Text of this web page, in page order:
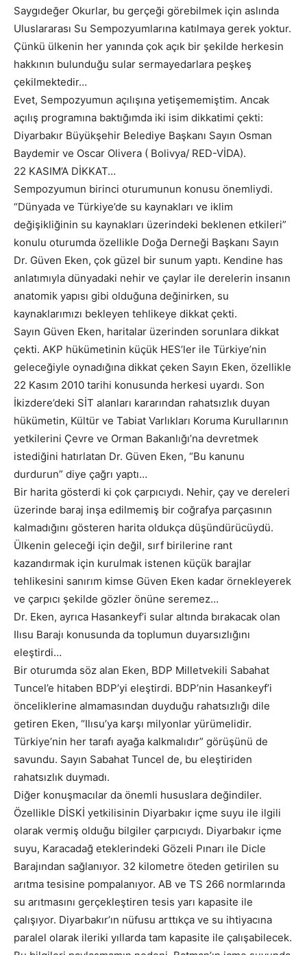
Saygıdeğer Okurlar, bu gerçeği görebilmek için aslında
Uluslararası Su Sempozyumlarına katılmaya gerek yoktur.
Çünkü ülkenin her yanında çok açık bir şekilde herkesin
hakkının bulunduğu sular sermayedarlara peşkeş
çekilmektedir…
Evet, Sempozyumun açılışına yetişememiştim. Ancak
açılış programına baktığımda iki isim dikkatimi çekti:
Diyarbakır Büyükşehir Belediye Başkanı Sayın Osman
Baydemir ve Oscar Olivera ( Bolivya/ RED-VİDA).
22 KASIM’A DİKKAT…
Sempozyumun birinci oturumunun konusu önemliydi.
“Dünyada ve Türkiye’de su kaynakları ve iklim
değişikliğinin su kaynakları üzerindeki beklenen etkileri”
konulu oturumda özellikle Doğa Derneği Başkanı Sayın
Dr. Güven Eken, çok güzel bir sunum yaptı. Kendine has
anlatımıyla dünyadaki nehir ve çaylar ile derelerin insanın
anatomik yapısı gibi olduğuna değinirken, su
kaynaklarımızı bekleyen tehlikeye dikkat çekti.
Sayın Güven Eken, haritalar üzerinden sorunlara dikkat
çekti. AKP hükümetinin küçük HES’ler ile Türkiye’nin
geleceğiyle oynadığına dikkat çeken Sayın Eken, özellikle
22 Kasım 2010 tarihi konusunda herkesi uyardı. Son
İkizdere’deki SİT alanları kararından rahatsızlık duyan
hükümetin, Kültür ve Tabiat Varlıkları Koruma Kurullarının
yetkilerini Çevre ve Orman Bakanlığı’na devretmek
istediğini hatırlatan Dr. Güven Eken, “Bu kanunu
durdurun” diye çağrı yaptı…
Bir harita gösterdi ki çok çarpıcıydı. Nehir, çay ve dereleri
üzerinde baraj inşa edilmemiş bir coğrafya parçasının
kalmadığını gösteren harita oldukça düşündürücüydü.
Ülkenin geleceği için değil, sırf birilerine rant
kazandırmak için kurulmak istenen küçük barajlar
tehlikesini sanırım kimse Güven Eken kadar örnekleyerek
ve çarpıcı şekilde gözler önüne seremez…
Dr. Eken, ayrıca Hasankeyf’i sular altında bırakacak olan
Ilısu Barajı konusunda da toplumun duyarsızlığını
eleştirdi…
Bir oturumda söz alan Eken, BDP Milletvekili Sabahat
Tuncel’e hitaben BDP’yi eleştirdi. BDP’nin Hasankeyf’i
önceliklerine almamasından duyduğu rahatsızlığı dile
getiren Eken, “Ilısu’ya karşı milyonlar yürümelidir.
Türkiye’nin her tarafı ayağa kalkmalıdır” görüşünü de
savundu. Sayın Sabahat Tuncel de, bu eleştiriden
rahatsızlık duymadı.
Diğer konuşmacılar da önemli hususlara değindiler.
Özellikle DİSKİ yetkilisinin Diyarbakır içme suyu ile ilgili
olarak vermiş olduğu bilgiler çarpıcıydı. Diyarbakır içme
suyu, Karacadağ eteklerindeki Gözeli Pınarı ile Dicle
Barajından sağlanıyor. 32 kilometre öteden getirilen su
arıtma tesisine pompalanıyor. AB ve TS 266 normlarında
su arıtmasını gerçekleştiren tesis yarı kapasite ile
çalışıyor. Diyarbakır’ın nüfusu arttıkça ve su ihtiyacına
paralel olarak ileriki yıllarda tam kapasite ile çalışabilecek.